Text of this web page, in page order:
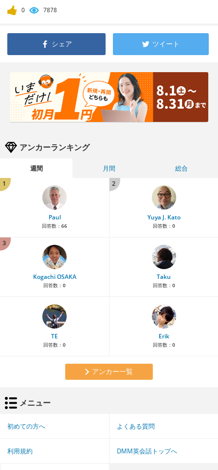
0 7878
シェア ツイート
アンカーランキング
週間 月間
総合
1
Paul
回答数： 66
2
Yuya J. Kato
回答数： 0
3
Kogachi OSAKA
回答数： 0
Taku
回答数： 0
TE
回答数： 0
Erik
回答数： 0
アンカー一覧
メニュー
初めての方へ よくある質問
利用規約 DMM英会話トップへ